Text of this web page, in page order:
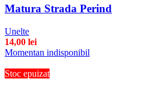
Matura Strada Perind
Unelte
14,00 lei
Momentan indisponibil
Stoc epuizat